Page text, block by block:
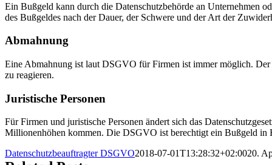
Ein Bußgeld kann durch die Datenschutzbehörde an Unternehmen
des Bußgeldes nach der Dauer, der Schwere und der Art der
Abmahnung
Eine Abmahnung ist laut DSGVO für Firmen ist immer möglich.
zu reagieren.
Juristische Personen
Für Firmen und juristische Personen ändert sich das
Millionenhöhen kommen. Die DSGVO ist berechtigt ein Bußgeld in
Datenschutzbeauftragter DSGVO2018-07-01T13:28:32+02:0020.